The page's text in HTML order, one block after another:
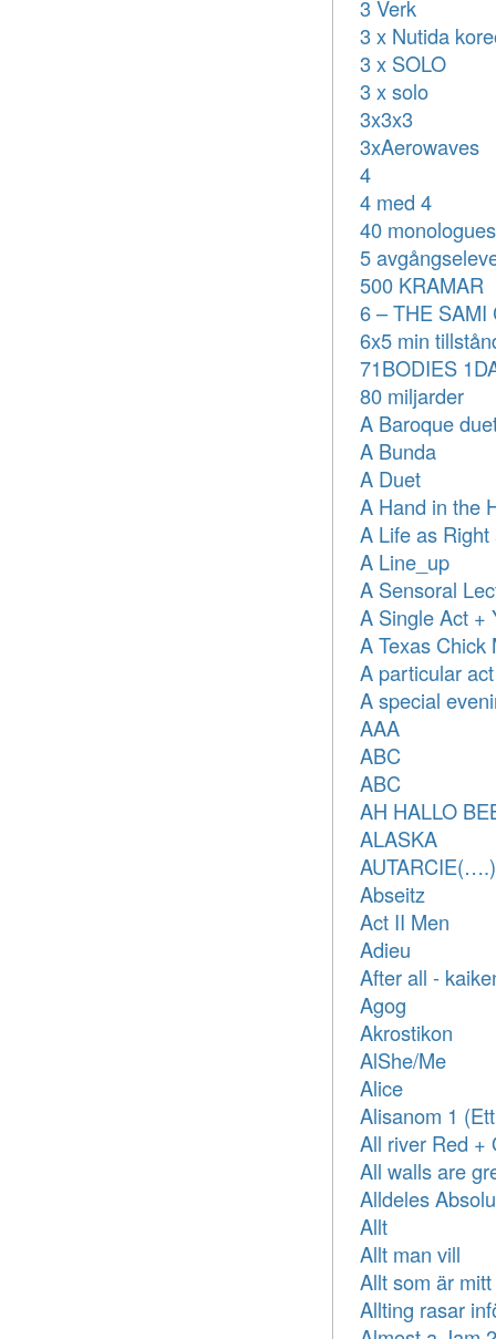
3 Verk
3 x Nutida
3 x SOLO
3 x solo
3x3x3
3xAerowaves
4
4 med 4
40 monologues
5
500 KRAMAR
6 – THE SAMI
6x5 min
71BODIES
80 miljarder
A Baroque
A Bunda
A Duet
A Hand in the
A Life as Right
A Line_up
A Sensoral
A Single Act +
A Texas Chick
A particular
A special
AAA
ABC
ABC
AH HALLO
ALASKA
AUTARCIE(….)
Abseitz
Act II Men
Adieu
After all -
Agog
Akrostikon
AlShe/Me
Alice
Alisanom 1
All river Red +
All walls are
Alldeles
Allt
Allt man vill
Allt som är mitt
Allting rasar